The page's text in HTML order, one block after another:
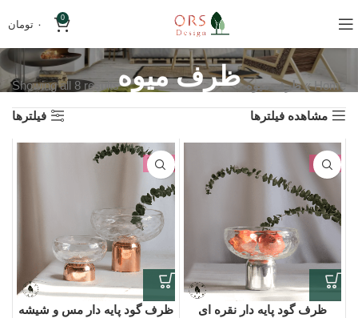
0
۰ تومان
ظرف میوه Home
»ظرف میوه Showing all 8 results
مشاهده فیلترها فیلترها
-2%
ظرف گود پایه دار نقره ای
-6%
ظرف گود پایه دار مس و شیشه